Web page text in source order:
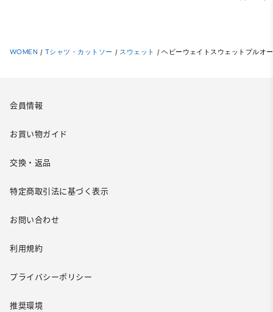
WOMEN / Tシャツ・カットソー / スウェット / ヘビーウェイトスウェットプルオ
会員情報
お買い物ガイド
交換・返品
特定商取引法に基づく表示
お問い合わせ
利用規約
プライバシーポリシー
推奨環境